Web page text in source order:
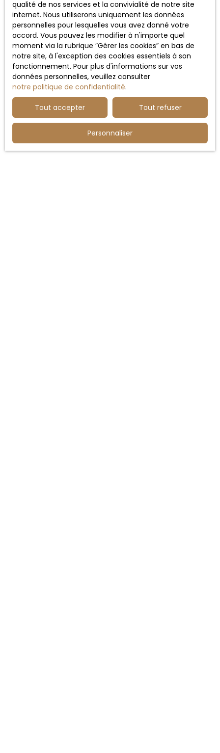
Lemarché immobilier dijonnaisreste attractif,
mais il devient plus technique avec l’impact des
nouvelles réglementations énergétiques et
l’évolution des attentes des locataires. Le choix du
quartier, du type de bien et du montage locatif
est déterminant pour sécuriser la rentabilité.
Pour réussir votre projet d’investissement
immobilier à Dijon, il est essentiel de s’appuyer sur
professionnel connaissant parfaitement les
spécificités locales
. L’agence
Immobiliervous accompagne à chaque étape :
analyse du quartier, estimation du potentiel
locatif, sélection du bien et stratégie patrimoniale.
qualité de nos services et la convivialité de notre site
internet. Nous utiliserons uniquement les données
personnelles pour lesquelles vous avez donné votre
accord. Vous pouvez les modifier à n'importe quel
moment via la rubrique ″Gérer les cookies″ en bas de
notre site, à l'exception des cookies essentiels à son
fonctionnement. Pour plus d'informations sur vos
données personnelles, veuillez consulter
notre politique de confidentialité.
Tout accepter Tout refuser
Personnaliser